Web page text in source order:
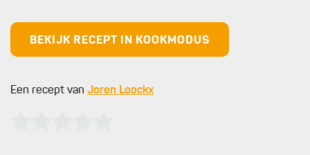
BEKIJK RECEPT IN KOOKMODUS
Een recept van Joren Loockx